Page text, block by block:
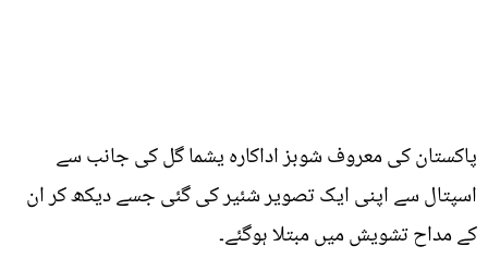
پاکستان کی معروف شوبز اداکارہ یشما گل کی جانب سے
اسپتال سے اپنی ایک تصویر شئیر کی گئی جسے دیکھ کر ان
کے مداح تشویش میں مبتلا ہوگئے۔